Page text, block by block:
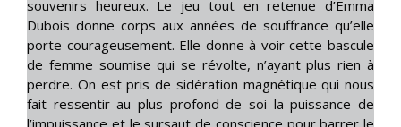
souvenirs heureux. Le jeu tout en retenue d’Emma
Dubois donne corps aux années de souffrance qu’elle
porte courageusement. Elle donne à voir cette bascule
de femme soumise qui se révolte, n’ayant plus rien à
perdre. On est pris de sidération magnétique qui nous
fait ressentir au plus profond de soi la puissance de